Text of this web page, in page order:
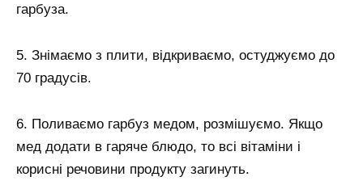
гарбуза.
5. Знімаємо з плити, відкриваємо, остуджуємо до
70 градусів.
6. Поливаємо гарбуз медом, розмішуємо. Якщо
мед додати в гаряче блюдо, то всі вітаміни і
корисні речовини продукту загинуть.